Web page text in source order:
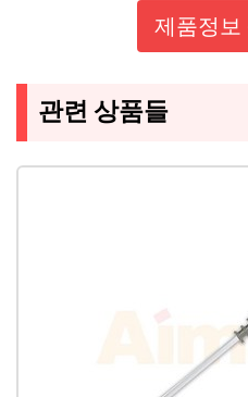
제품정보
관련 상품들